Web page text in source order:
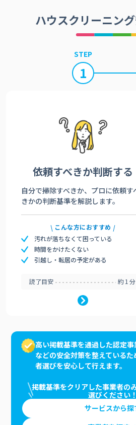
ハウスクリーニン
STEP
1
依頼すべきか判断する
自分で掃除すべきか、プロに依頼す
きかの判断基準を解説します。
こんな方におすすめ
汚れが落ちなくて困っている
時間をかけたくない
引越し・転居の予定がある
読了目安 約1分
高い掲載基準を通過した認定
などの安全対策を整えている
者選びを安心して行えます。
掲載基準をクリアした事業者の
選びください！
サービスから探